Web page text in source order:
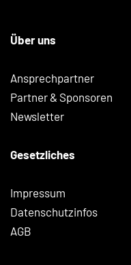
Über uns
Ansprechpartner
Partner & Sponsoren
Newsletter
Gesetzliches
Impressum
Datenschutzinfos
AGB